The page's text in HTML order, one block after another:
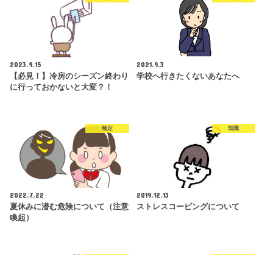
2023.9.15
【必見！】冷房のシーズン終わり
に行っておかないと大変？！
2021.9.3
学校へ行きたくないあなたへ
検定
2022.7.22
夏休みに潜む危険について（注意
喚起）
知識
2019.12.13
ストレスコーピングについて